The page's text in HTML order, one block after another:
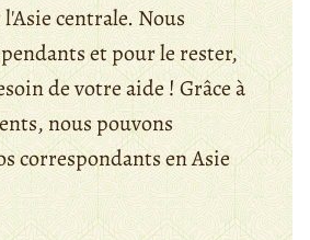
centrale. Nous
et pour le rester,
de votre aide ! Grâce à
nous pouvons
correspondants en Asie